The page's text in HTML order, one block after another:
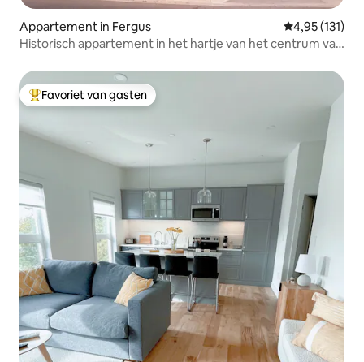
Appartement in Fergus Gemiddelde
4,95 (131)
Historisch appartement in het hartje van het centrum van
Topfavoriet van gasten
Favoriet van gasten